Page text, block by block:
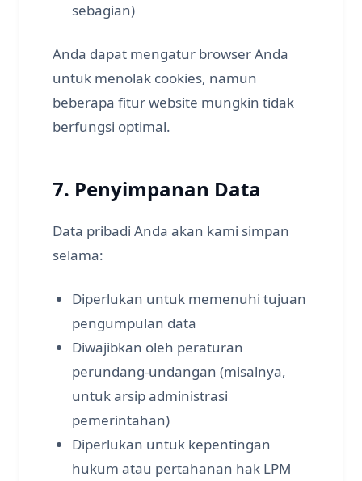
sebagian)
Anda dapat mengatur browser Anda
untuk menolak cookies, namun
beberapa fitur website mungkin tidak
berfungsi optimal.
7. Penyimpanan Data
Data pribadi Anda akan kami simpan
selama:
Diperlukan untuk memenuhi tujuan
pengumpulan data
Diwajibkan oleh peraturan
perundang-undangan (misalnya,
untuk arsip administrasi
pemerintahan)
Diperlukan untuk kepentingan
hukum atau pertahanan hak LPM